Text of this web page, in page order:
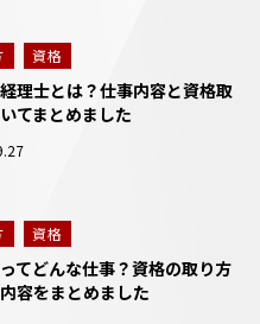
資格
理士とは？仕事内容と資格取
てまとめました
資格
てどんな仕事？資格の取り方
容をまとめました